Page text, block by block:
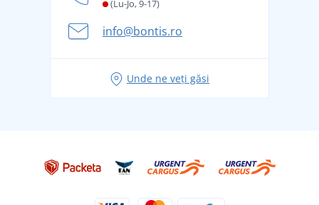
Aventura de vară începe cu bagajul - pregătiți-vă
pentru vacanță fără griji
Tricoul preferat City în rol principal: ținute pentru
(Lu-Jo, 9-17)
info@bontis.ro
Unde ne veți găsi